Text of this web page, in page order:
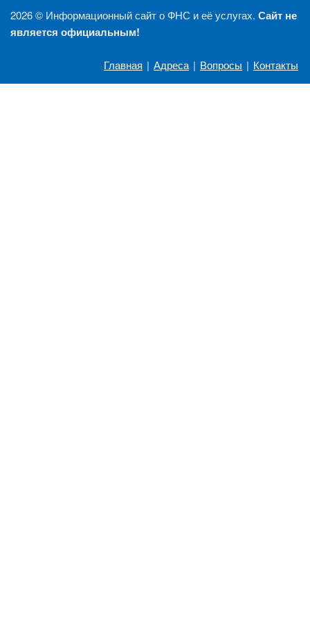
2026 © Информационный сайт о ФНС и её услугах. Сайт не
является официальным!
Главная | Адреса | Вопросы | Контакты